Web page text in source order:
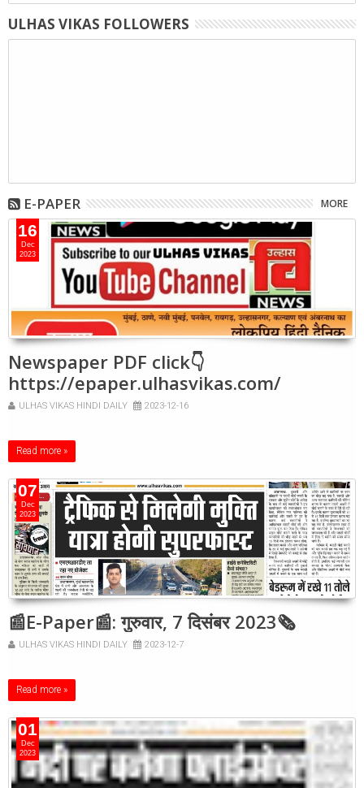
ULHAS VIKAS FOLLOWERS
E-PAPER MORE
16
Dec
2023
Newspaper PDF click👇
https://epaper.ulhasvikas.com/
ULHAS VIKAS HINDI DAILY 2023-12-16
Read more »
07
Dec
2023
📰E-Paper📰: गुरुवार, 7 दिसंबर 2023🗞
ULHAS VIKAS HINDI DAILY 2023-12-7
Read more »
01
Dec
2023